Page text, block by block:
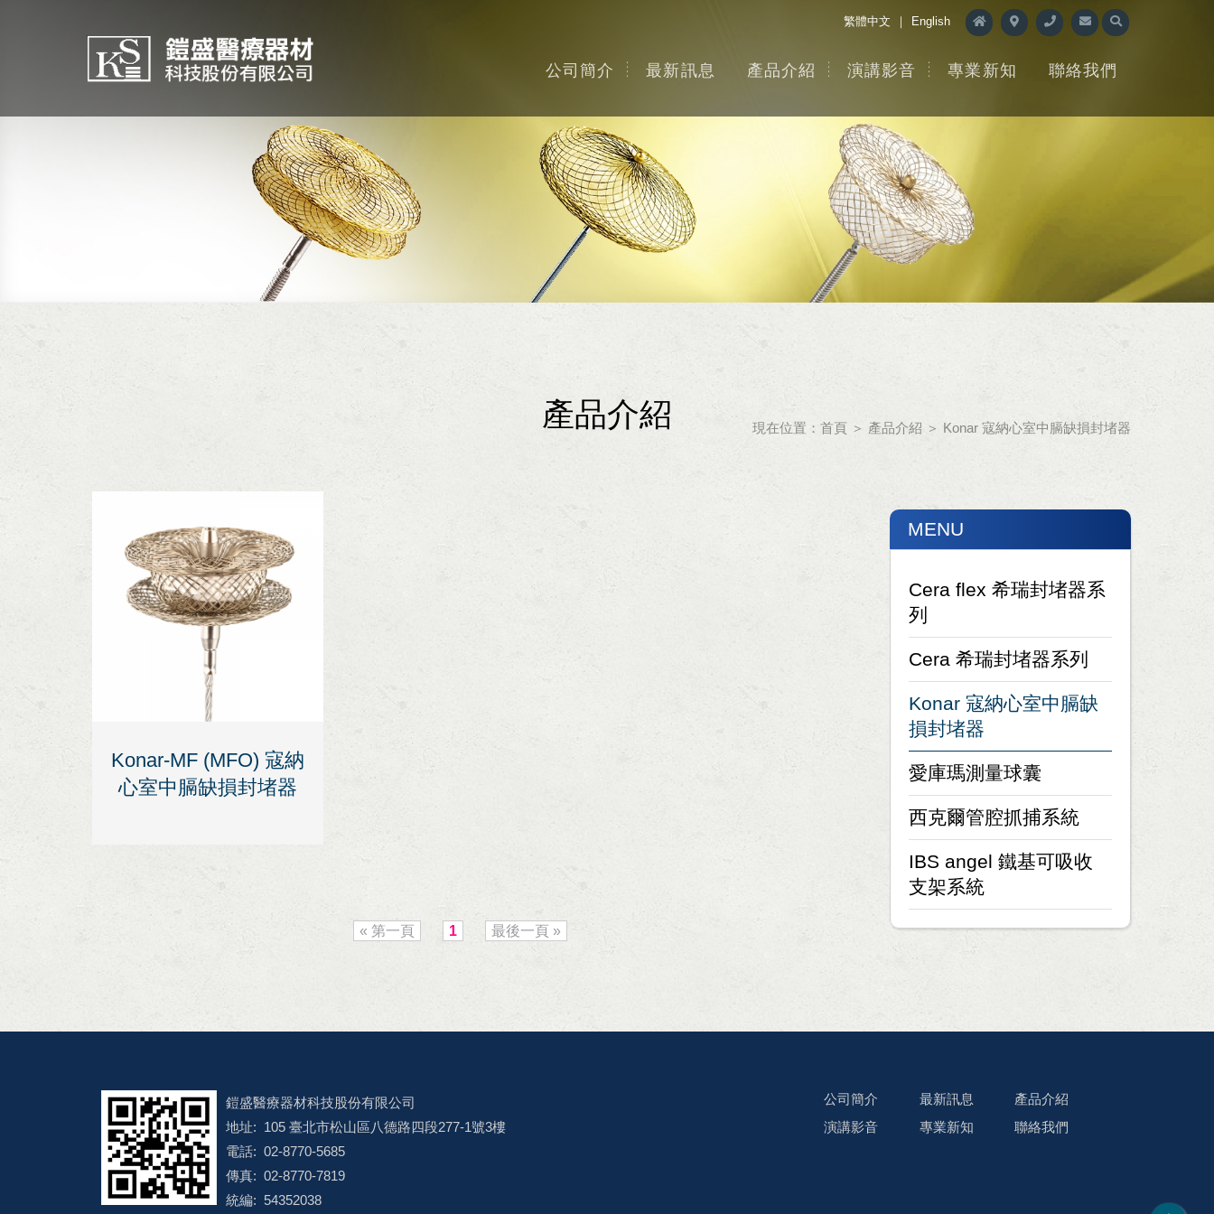
繁體中文 ｜ English
公司簡介 最新訊息 產品介紹 演講影音 專業新知 聯絡我們
產品介紹 現在位置： 首頁 ＞ 產品介紹 ＞ Konar 寇納心室中膈缺損封堵器
MENU
Cera flex 希瑞封堵器系
列
Cera 希瑞封堵器系列
Konar 寇納心室中膈缺
損封堵器
愛庫瑪測量球囊
西克爾管腔抓捕系統
IBS angel 鐵基可吸收
支架系統
Konar-MF (MFO) 寇納
心室中膈缺損封堵器
« 第一頁 1 最後一頁 »
鎧盛醫療器材科技股份有限公司
地址: 105 臺北市松山區八德路四段277-1號3樓
電話: 02-8770-5685
傳真: 02-8770-7819
統編: 54352038
公司簡介 最新訊息
產品介紹
演講影音
專業新知 聯絡我們